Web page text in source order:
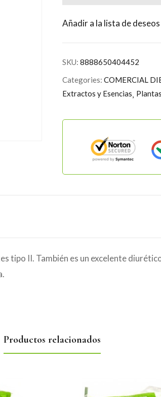
Añadir a la lista de deseos
SKU: 8888650404452
Categories: COMERCIAL
Extractos y Esencias
tipo II. También es un excelente
Productos relacionados